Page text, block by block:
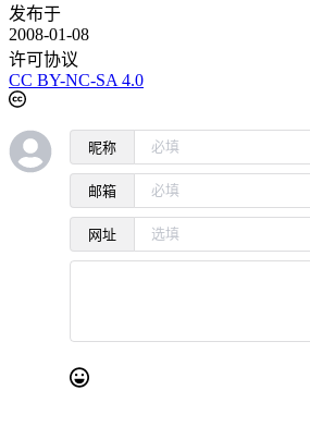
发布于
2008-01-08
许可协议
CC BY-NC-SA 4.0
昵称
邮箱
网址